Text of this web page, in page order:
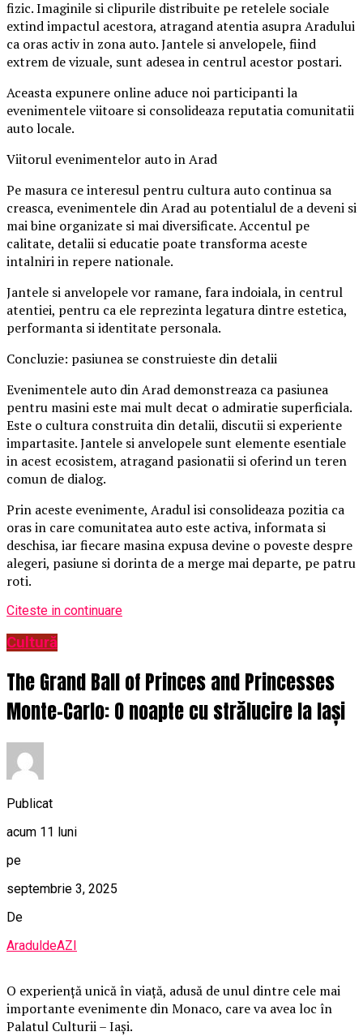
fizic. Imaginile si clipurile distribuite pe retelele sociale
extind impactul acestora, atragand atentia asupra Aradului
ca oras activ in zona auto. Jantele si anvelopele, fiind
extrem de vizuale, sunt adesea in centrul acestor postari.
Aceasta expunere online aduce noi participanti la
evenimentele viitoare si consolideaza reputatia comunitatii
auto locale.
Viitorul evenimentelor auto in Arad
Pe masura ce interesul pentru cultura auto continua sa
creasca, evenimentele din Arad au potentialul de a deveni si
mai bine organizate si mai diversificate. Accentul pe
calitate, detalii si educatie poate transforma aceste
intalniri in repere nationale.
Jantele si anvelopele vor ramane, fara indoiala, in centrul
atentiei, pentru ca ele reprezinta legatura dintre estetica,
performanta si identitate personala.
Concluzie: pasiunea se construieste din detalii
Evenimentele auto din Arad demonstreaza ca pasiunea
pentru masini este mai mult decat o admiratie superficiala.
Este o cultura construita din detalii, discutii si experiente
impartasite. Jantele si anvelopele sunt elemente esentiale
in acest ecosistem, atragand pasionatii si oferind un teren
comun de dialog.
Prin aceste evenimente, Aradul isi consolideaza pozitia ca
oras in care comunitatea auto este activa, informata si
deschisa, iar fiecare masina expusa devine o poveste despre
alegeri, pasiune si dorinta de a merge mai departe, pe patru
roti.
Citeste in continuare
Cultură
The Grand Ball of Princes and Princesses
Monte-Carlo: O noapte cu strălucire la Iași
Publicat
acum 11 luni
pe
septembrie 3, 2025
De
AraduldeAZI
O experiență unică în viață, adusă de unul dintre cele mai
importante evenimente din Monaco, care va avea loc în
Palatul Culturii – Iași.